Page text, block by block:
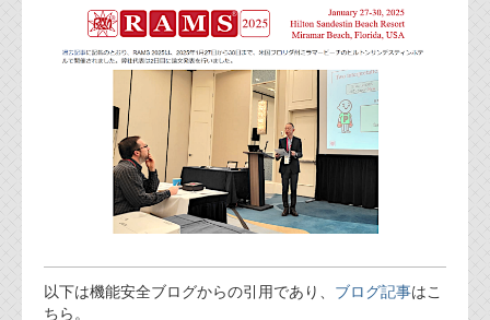
以下は機能安全ブログからの引用であり、 ブログ記事はこ
ちら。